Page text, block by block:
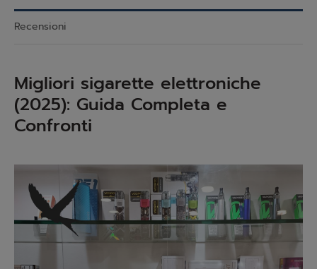
Recensioni
Migliori sigarette elettroniche
(2025): Guida Completa e
Confronti